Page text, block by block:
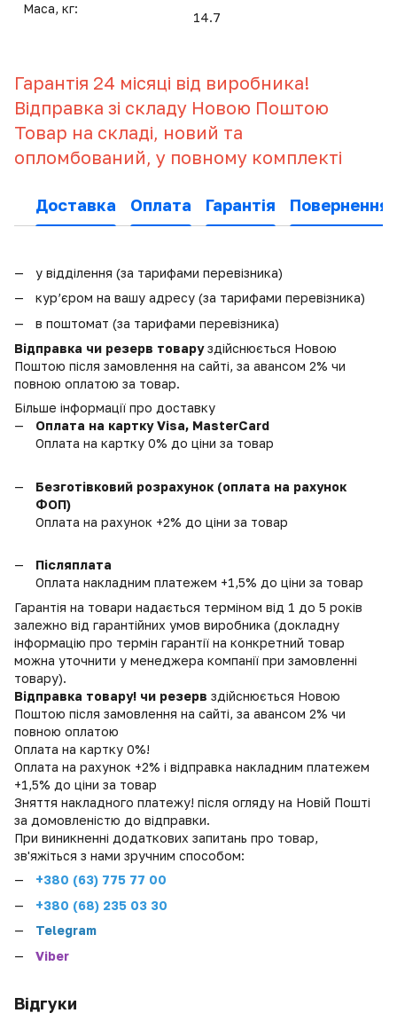
Маса, кг:
14.7
Гарантія 24 місяці від виробника!
Відправка зі складу Новою Поштою
Товар на складі, новий та
опломбований, у повному комплекті
Доставка Оплата Гарантія Повернення
у відділення (за тарифами перевізника)
кур’єром на вашу адресу (за тарифами перевізника)
в поштомат (за тарифами перевізника)
Відправка чи резерв товаруздійснюється Новою
Поштою після замовлення на сайті, за авансом 2% чи
повною оплатою за товар.
Більше інформації про доставку
Оплата на картку Visa, MasterCard
Оплата на картку 0% до ціни за товар
Безготівковий розрахунок (оплата на рахунок
ФОП)
Оплата на рахунок +2% до ціни за товар
Післяплата
Оплата накладним платежем +1,5% до ціни за товар
Гарантія на товари надається терміном від 1 до 5 років
залежно від гарантійних умов виробника (докладну
інформацію про термін гарантії на конкретний товар
можна уточнити у менеджера компанії при замовленні
товару).
Відправка товару! чи резерв здійснюється Новою
Поштою після замовлення на сайті, за авансом 2% чи
повною оплатою
Оплата на картку 0%!
Оплата на рахунок +2% і відправка накладним платежем
+1,5% до ціни за товар
Зняття накладного платежу! після огляду на Новій Пошті
за домовленістю до відправки.
При виникненні додаткових запитань про товар,
зв'яжіться з нами зручним способом:
+380 (63) 775 77 00
+380 (68) 235 03 30
Telegram
Viber
Відгуки